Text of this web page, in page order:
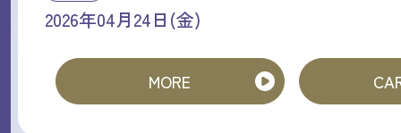
2026年04月24日(金)
MORE